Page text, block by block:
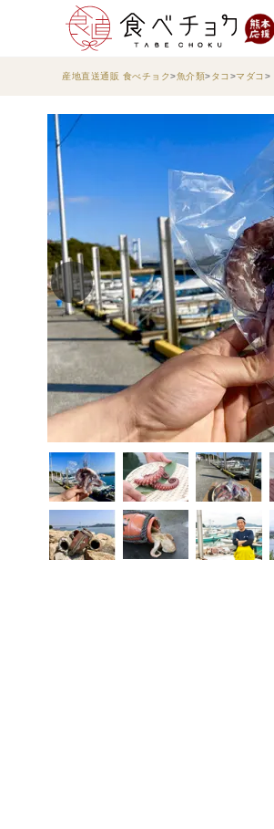
産地直送通販 食べチョク 魚介類 タコ マダコ